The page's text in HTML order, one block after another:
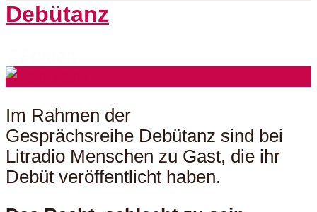
Debütanz
Im Rahmen der
Gesprächsreihe Debütanz sind bei
Litradio Menschen zu Gast, die ihr
Debüt veröffentlicht haben.